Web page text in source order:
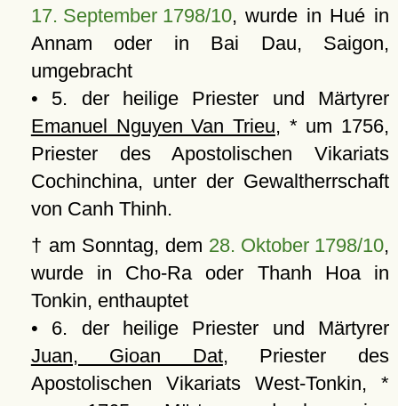
17. September 1798/10, wurde in Hué in
Annam oder in Bai Dau, Saigon,
umgebracht
• 5. der heilige Priester und Märtyrer
Emanuel Nguyen Van Trieu, * um 1756,
Priester des Apostolischen Vikariats
Cochinchina, unter der Gewaltherrschaft
von Canh Thinh.
† am Sonntag, dem 28. Oktober 1798/10,
wurde in Cho-Ra oder Thanh Hoa in
Tonkin, enthauptet
• 6. der heilige Priester und Märtyrer
Juan, Gioan Dat, Priester des
Apostolischen Vikariats West-Tonkin, *